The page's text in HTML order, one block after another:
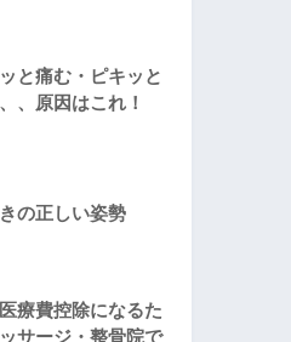
と痛む・ピキッと
、原因はこれ！
の正しい姿勢
療費控除になるた
サージ・整骨院で